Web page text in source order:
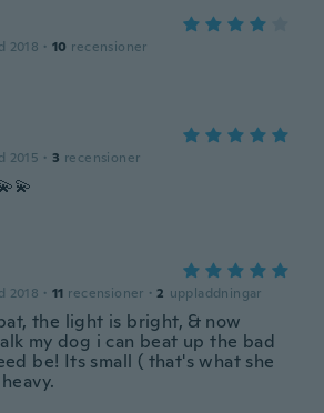
2018 · 10 recensioner
2015 · 3 recensioner
2018 · 11 recensioner · 2 uppladdningar
the light is bright, & now
my dog i can beat up the bad
be! Its small ( that's what she